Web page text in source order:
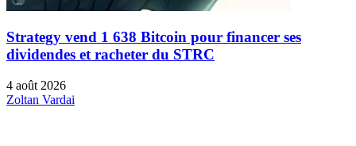
Strategy vend 1 638 Bitcoin pour financer ses
dividendes et racheter du STRC
4 août 2026
Zoltan Vardai